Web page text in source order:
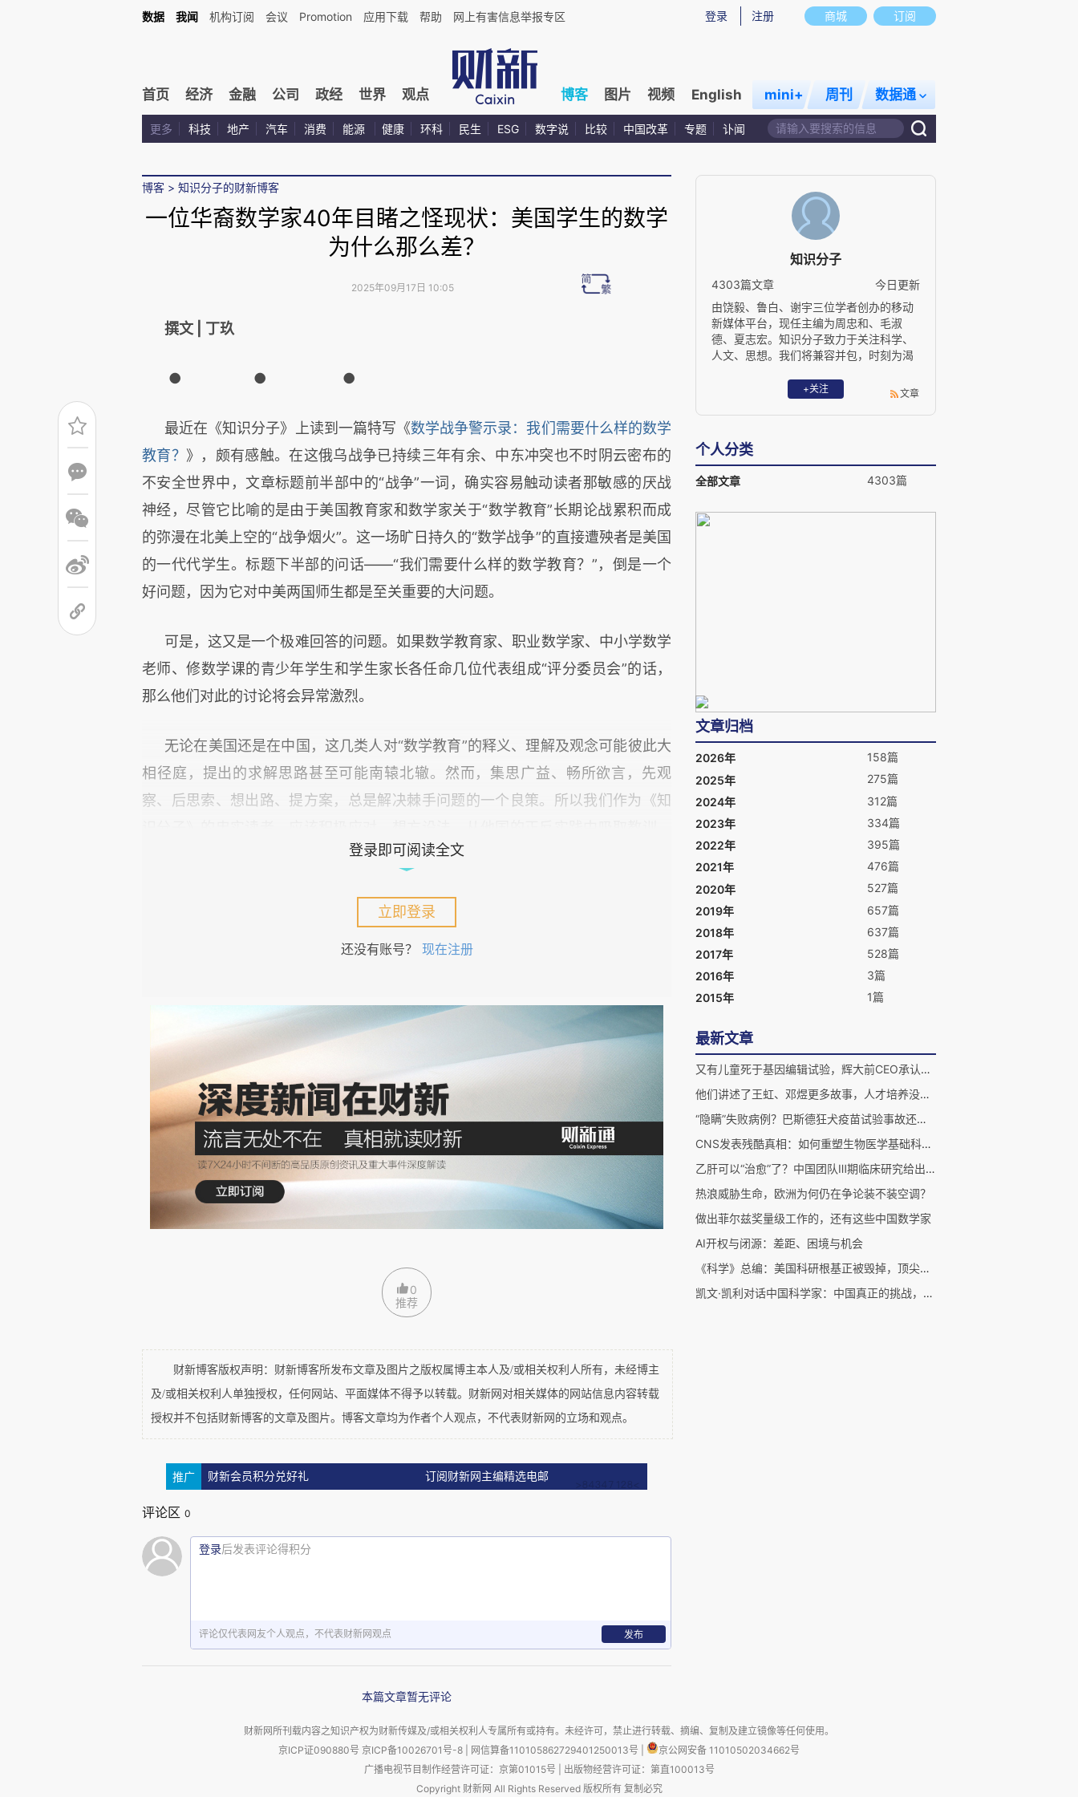
商城 订阅
登录 注册
数据 我闻 机构订阅 会议 Promotion 应用下载 帮助 网上有害信息举报专区
首页 经济 金融 公司 政经 世界 观点 博客 图片 视频 English mini+ 周刊 数据通
更多 科技 地产 汽车 消费 能源 健康 环科 民生 ESG 数字说 比较 中国改革 专题 讣闻
博客 > 知识分子的财新博客
一位华裔数学家40年目睹之怪现状：美国学生的数学
为什么那么差？
2025年09月17日 10:05
撰文 | 丁玖
● ● ●
最近在《知识分子》上读到一篇特写《数学战争警示录：我们需要什么样的数学
教育？ 》，颇有感触。在这俄乌战争已持续三年有余、中东冲突也不时阴云密布的
不安全世界中，文章标题前半部中的“战争”一词，确实容易触动读者那敏感的厌战
神经，尽管它比喻的是由于美国教育家和数学家关于“数学教育”长期论战累积而成
的弥漫在北美上空的“战争烟火”。这一场旷日持久的“数学战争”的直接遭殃者是美国
的一代代学生。标题下半部的问话——“我们需要什么样的数学教育？”，倒是一个
好问题，因为它对中美两国师生都是至关重要的大问题。
可是，这又是一个极难回答的问题。如果数学教育家、职业数学家、中小学数学
老师、修数学课的青少年学生和学生家长各任命几位代表组成“评分委员会”的话，
那么他们对此的讨论将会异常激烈。
无论在美国还是在中国，这几类人对“数学教育”的释义、理解及观念可能彼此大
相径庭，提出的求解思路甚至可能南辕北辙。然而，集思广益、畅所欲言，先观
察、后思索、想出路、提方案，总是解决棘手问题的一个良策。所以我们作为《知
共同努力提高我国数学教育的水平和效率。
今年六月一日，我从教了整整三十五年书的一所美国研究型公立大学正式退休，
积累了对这个国家从初等到高等数学教育方方面面的若干观察。在这篇文章里，我
试图描述我所看到乃至亲身体验的美国数学教育，并提出自己的点滴感想，以抛砖
14-5等于11？
我于1986年元旦赴美，去了密歇根州立大学数学系读博士学位。为了获得工作
报酬支付读书及生活开销，我同时也在系里担任教学助理，先当习题课老师，后主
讲小班初等微积分。1990年获得学位后，我应聘担任另一所州立大学的正式助理教
之前，我在国内也教过数学，最早的实践是在14周岁那年，刚高中毕业不久的我
当了一个月的代课老师，教了一个初中班的数学，第一节课讲的是怎样计算球冠的
体积。1984年在本科母校南京大学数学系拿到硕士学位后，我留系任教，第一个学
年教了物理系和天文系新生的基础课“甲类高等数学”，第二个学年的秋季学期教了
本系大四学生的专业课“最优化理论和方法”，然后我就出国留学去了。在过去的几
十年间，利用回国访问的机会，我也曾在多地多次讲授过大学数学课程。这样说
我对美国数学教育的初步印象产生在我到达留学目的地密歇根州立大学后的第一
个学季中，2016年，商务印书馆出版了我的书《亲历美国教育：三十年的体验与思
“来到占地面积可以覆盖五十个南大鼓楼老校区的密歇根州立大学，第一次给美
国大学生教室答疑前，我想，班上是全世界最发达国家的学生，他们的脑子也一定
己。没想到，一个小时下来，学生问的问题十分简单，都是我想都不要想就能完全
回答的。比如像多项式这样的最简单初等函数的导数运算，或一元二次方程的求根
登录即可阅读全文
立即登录
还没有账号？ 现在注册
0
推荐
财新博客版权声明：财新博客所发布文章及图片之版权属博主本人及/或相关权利人所有，未经博主
及/或相关权利人单独授权，任何网站、平面媒体不得予以转载。财新网对相关媒体的网站信息内容转载
授权并不包括财新博客的文章及图片。博客文章均为作者个人观点，不代表财新网的立场和观点。
推广 财新会员积分兑好礼 订阅财新网主编精选电邮
评论区 0
登录后发表评论得积分
评论仅代表网友个人观点，不代表财新网观点 发布
本篇文章暂无评论
知识分子
4303篇文章
今日更新
由饶毅、鲁白、谢宇三位学者创办的移动
新媒体平台，现任主编为周忠和、毛淑
德、夏志宏。知识分子致力于关注科学、
人文、思想。我们将兼容并包，时刻为渴
识、共析现代思想、共建智趣中国。
+关注 文章
个人分类
全部文章 4303篇
文章归档
2026年
158篇
2025年
275篇
2024年
312篇
2023年
334篇
2022年
395篇
2021年
476篇
2020年
527篇
2019年
657篇
2018年
637篇
2017年
528篇
2016年
3篇
2015年
1篇
最新文章
又有儿童死于基因编辑试验，辉大前CEO承认使用过高剂量
他们讲述了王虹、邓煜更多故事，人才培养没有固定模式
“隐瞒”失败病例？巴斯德狂犬疫苗试验事故还原｜商周专栏
CNS发表残酷真相：如何重塑生物医学基础科研的信任机制？
乙肝可以“治愈”了？中国团队Ⅲ期临床研究给出新答案
热浪威胁生命，欧洲为何仍在争论装不装空调？
做出菲尔兹奖量级工作的，还有这些中国数学家
AI开权与闭源：差距、困境与机会
《科学》总编：美国科研根基正被毁掉，顶尖高校却集体沉默
凯文·凯利对话中国科学家：中国真正的挑战，不是人工智能，是原创性
财新网所刊载内容之知识产权为财新传媒及/或相关权利人专属所有或持有。未经许可，禁止进行转载、摘编、复制及建立镜像等任何使用。
京ICP证090880号 京ICP备10026701号-8 网信算备110105862729401250013号
京公网安备 11010502034662号
广播电视节目制作经营许可证：京第01015号
出版物经营许可证：第直100013号
Copyright 财新网 All Rights Reserved 版权所有 复制必究